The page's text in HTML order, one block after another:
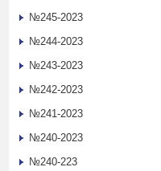
№245-2023
№244-2023
№243-2023
№242-2023
№241-2023
№240-2023
№240-223